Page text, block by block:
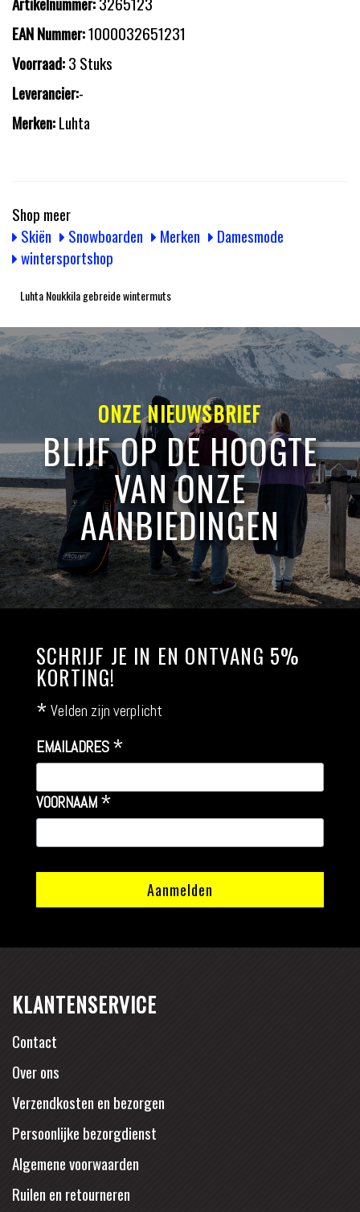
EAN Nummer:1000032651231
Voorraad:3 Stuks
Leverancier:-
Merken:Luhta
Shop meer
Skiën
Snowboarden Merken
Damesmode
wintersportshop
Luhta Noukkila gebreide wintermuts
ONZE NIEUWSBRIEF
BLIJF OP DE HOOGTE
VAN ONZE
AANBIEDINGEN
SCHRIJF JE IN EN ONTVANG 5%
KORTING!
* Velden zijn verplicht
EMAILADRES *
VOORNAAM *
KLANTENSERVICE
Contact
Over ons
Verzendkosten en bezorgen
Persoonlijke bezorgdienst
Algemene voorwaarden
Ruilen en retourneren